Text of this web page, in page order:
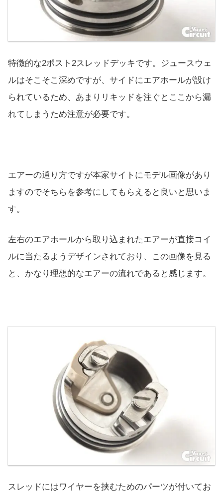
特徴的な2ポスト2スレッドデッキです。ジュースウェ
ルはそこそこ深めですが、サイドにエアホールが設け
られているため、あまりリキッドを注ぐとここから漏
れてしまうため注意が必要です。
エアーの通り方ですが本家サイトにモデル画像があり
ますのでそちらを参考にしてもらえると良いと思いま
す。
左右のエアホールから取り込まれたエアーが直接コイ
ルに当たるようデザインされており、この画像を見る
と、かなり理想的なエアーの流れであると感じます。
スレッドにはワイヤーを挟むためのパーツが付いてお